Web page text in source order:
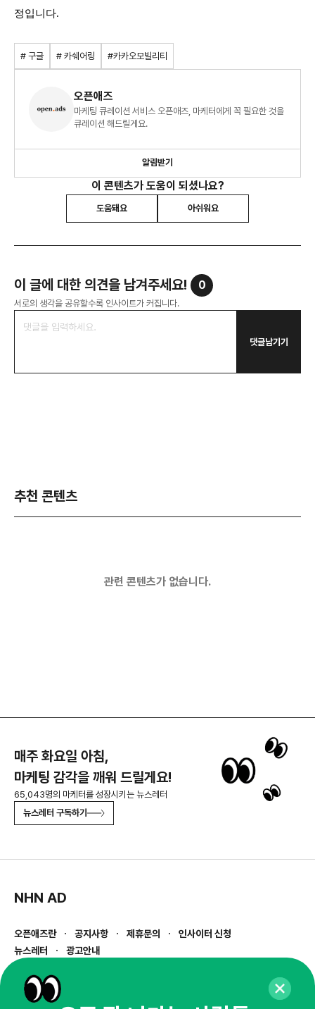
정입니다.
# 구글 # 카쉐어링 #카카오모빌리티
오픈애즈
마케팅 큐레이션 서비스 오픈애즈, 마케터에게 꼭 필요한 것을
큐레이션 해드릴게요.
알림받기
이 콘텐츠가 도움이 되셨나요?
도움돼요 아쉬워요
이 글에 대한 의견을 남겨주세요! 0
서로의 생각을 공유할수록 인사이트가 커집니다.
댓글남기기
추천 콘텐츠
관련 콘텐츠가 없습니다.
매주 화요일 아침,
마케팅 감각을 깨워 드릴게요!
65,043명의 마케터를 성장시키는 뉴스레터
뉴스레터 구독하기
NHN AD
오픈애즈란 공지사항 제휴문의
인사이터 신청
뉴스레터
광고안내
경기도 성남시 분당구 대왕판교로645번길 16
사업자등록번호 : 144-81-27690(